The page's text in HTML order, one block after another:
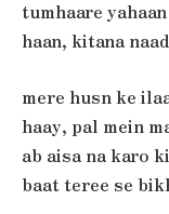
tumhaare
haan, kitana
mere husn ke
haay, pal mein
ab aisa na karo
baat teree se